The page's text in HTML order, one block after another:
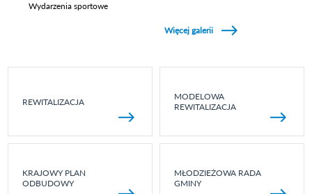
Wydarzenia sportowe
Więcej galerii
REWITALIZACJA
MODELOWA
REWITALIZACJA
KRAJOWY PLAN
ODBUDOWY
MŁODZIEŻOWA RADA
GMINY